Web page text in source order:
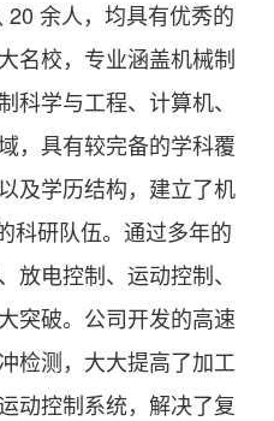
余人，均具有优秀的
名校，专业涵盖机械制
科学与工程、计算机、
，具有较完备的学科覆
及学历结构，建立了机
科研队伍。通过多年的
放电控制、运动控制、
突破。公司开发的高速
检测，大大提高了加工
动控制系统，解决了复